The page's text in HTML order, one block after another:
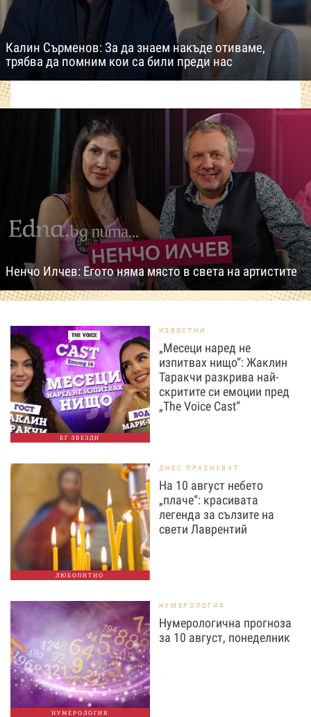
Калин Сърменов: За да знаем накъде отиваме,
трябва да помним кои са били преди нас
Ненчо Илчев: Егото няма място в света на артистите
БГ ЗВЕЗДИ
ИЗВЕСТНИ
„Месеци наред не
изпитвах нищо“: Жаклин
Таракчи разкрива най-
скритите си емоции пред
„The Voice Cast“
ЛЮБОПИТНО
ДНЕС ПРАЗНУВАТ
На 10 август небето
„плаче“: красивата
легенда за сълзите на
свети Лаврентий
НУМЕРОЛОГИЯ
НУМЕРОЛОГИЯ
Нумерологична прогноза
за 10 август, понеделник